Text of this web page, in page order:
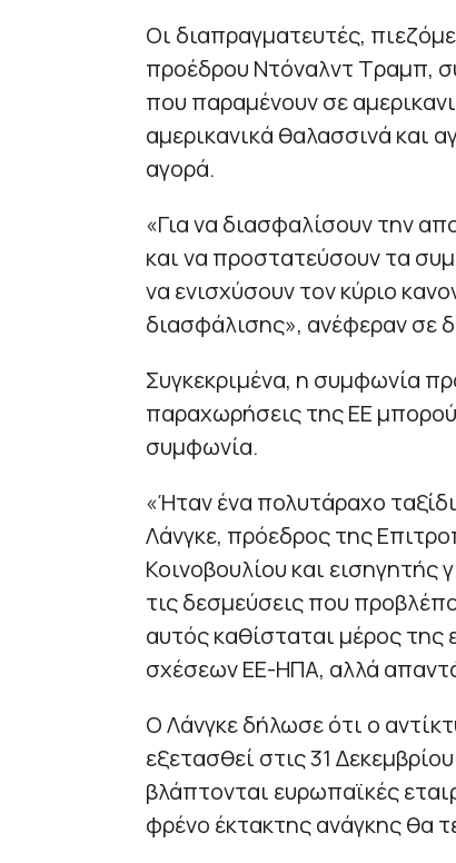
Οι διαπραγματευτές,
προέδρου Ντόναλντ Τραμπ,
που παραμένουν σε
αμερικανικά θαλασσινά και
αγορά.
«Για να διασφαλίσουν την
και να προστατεύσουν τα
να ενισχύσουν τον κύριο
διασφάλισης», ανέφεραν σε
Συγκεκριμένα, η συμφωνία
παραχωρήσεις της ΕΕ
συμφωνία.
«Ήταν ένα πολυτάραχο
Λάνγκε, πρόεδρος της
Κοινοβουλίου και εισηγητής
τις δεσμεύσεις που
αυτός καθίσταται μέρος της
σχέσεων ΕΕ-ΗΠΑ, αλλά
Ο Λάνγκε δήλωσε ότι ο
εξετασθεί στις 31
βλάπτονται ευρωπαϊκές
φρένο έκτακτης ανάγκης θα